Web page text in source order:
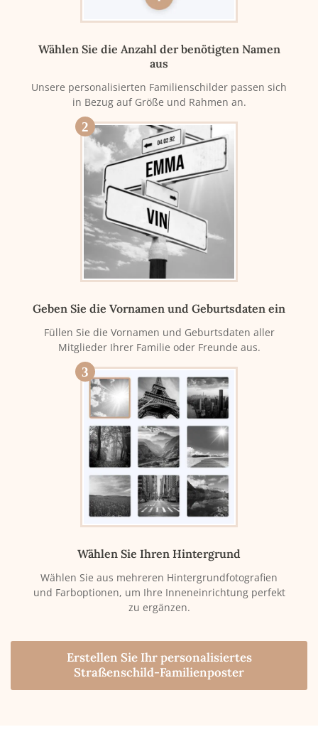
Wählen Sie die Anzahl der benötigten Namen
aus
Unsere personalisierten Familienschilder passen sich
in Bezug auf Größe und Rahmen an.
2
Geben Sie die Vornamen und Geburtsdaten ein
Füllen Sie die Vornamen und Geburtsdaten aller
Mitglieder Ihrer Familie oder Freunde aus.
3
Wählen Sie Ihren Hintergrund
Wählen Sie aus mehreren Hintergrundfotografien
und Farboptionen, um Ihre Inneneinrichtung perfekt
zu ergänzen.
Erstellen Sie Ihr personalisiertes
Straßenschild-Familienposter